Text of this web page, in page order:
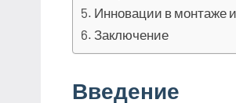
Инновации в монтаже
Заключение
Введение